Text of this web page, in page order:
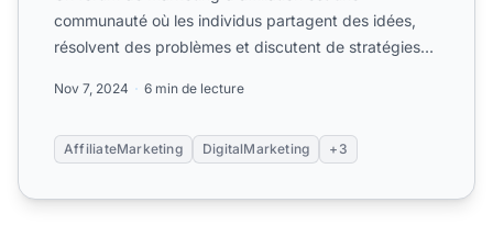
communauté où les individus partagent des idées,
résolvent des problèmes et discutent de stratégies
Nov 7, 2024 6 min de lecture
AffiliateMarketing DigitalMarketing +3